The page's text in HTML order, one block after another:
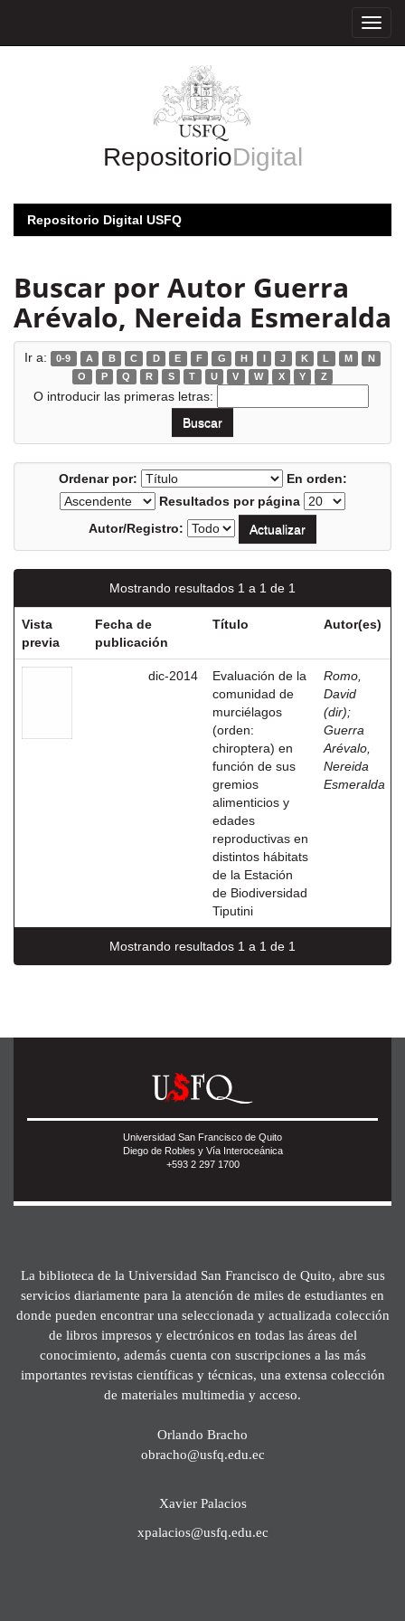
RepositorioDigital
Repositorio Digital USFQ
Buscar por Autor Guerra
Arévalo, Nereida Esmeralda
Ir a: 0-9 A B C D E F G H I J K L M
N
O
P Q R S T U V W X Y Z
O introducir las primeras letras:
Ordenar por:
En orden:
Resultados por página
Autor/Registro:
Mostrando resultados 1 a 1 de 1
Vista
previa
Fecha de
publicación
Título Autor(es)
dic-2014
Evaluación de la
comunidad de
murciélagos
(orden:
chiroptera) en
función de sus
gremios
alimenticios y
edades
reproductivas en
distintos hábitats
de la Estación
de Biodiversidad
Tiputini
Romo,
David
(dir);
Guerra
Arévalo,
Nereida
Esmeralda
Mostrando resultados 1 a 1 de 1
Universidad San Francisco de Quito
Diego de Robles y Vía Interoceánica
+593 2 297 1700
La biblioteca de la Universidad San Francisco de Quito, abre sus
servicios diariamente para la atención de miles de estudiantes en
donde pueden encontrar una seleccionada y actualizada colección
de libros impresos y electrónicos en todas las áreas del
conocimiento, además cuenta con suscripciones a las más
importantes revistas científicas y técnicas, una extensa colección
de materiales multimedia y acceso.
Orlando Bracho
obracho@usfq.edu.ec
Xavier Palacios
xpalacios@usfq.edu.ec